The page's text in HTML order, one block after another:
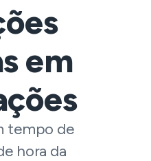
em
tempo de
hora da